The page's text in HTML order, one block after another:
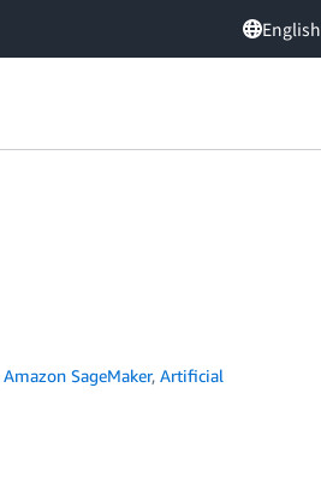
English
Amazon SageMaker, Artificial